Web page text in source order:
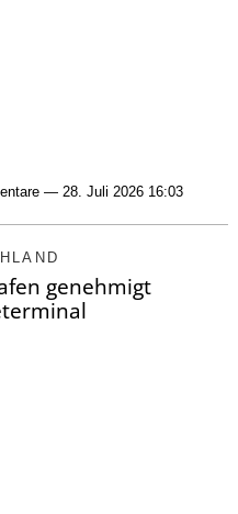
— 28. Juli 2026 16:03
genehmigt